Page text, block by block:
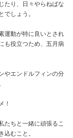
たり、日々やらねばな
でしょう。
運動が特に良いとされ
も役立つため、五月病
やエンドルフィンの分
！
たちと一緒に頑張るこ
込むこと。